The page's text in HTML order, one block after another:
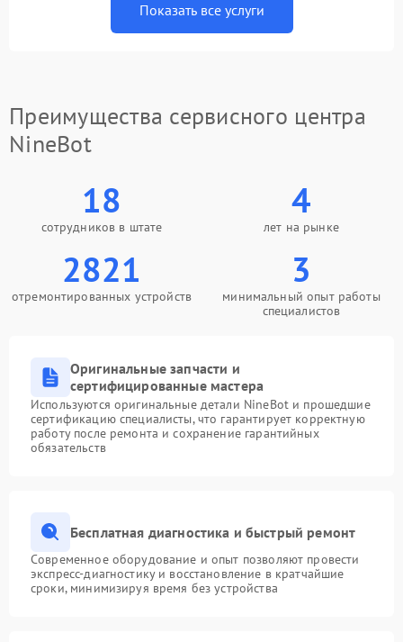
Показать все услуги
Преимущества сервисного центра
NineBot
18
сотрудников в штате
4
лет на рынке
2821
отремонтированных устройств
3
минимальный опыт работы
специалистов
Оригинальные запчасти и
сертифицированные мастера
Используются оригинальные детали NineBot и прошедшие
сертификацию специалисты, что гарантирует корректную
работу после ремонта и сохранение гарантийных
обязательств
Бесплатная диагностика и быстрый ремонт
Современное оборудование и опыт позволяют провести
экспресс-диагностику и восстановление в кратчайшие
сроки, минимизируя время без устройства